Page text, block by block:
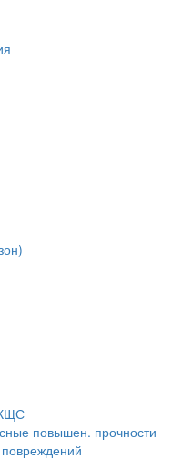
повышен. прочности